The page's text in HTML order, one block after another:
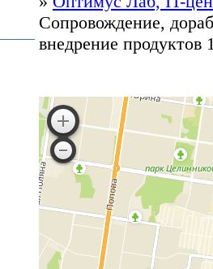
Сопровождение,
внедрение продуктов